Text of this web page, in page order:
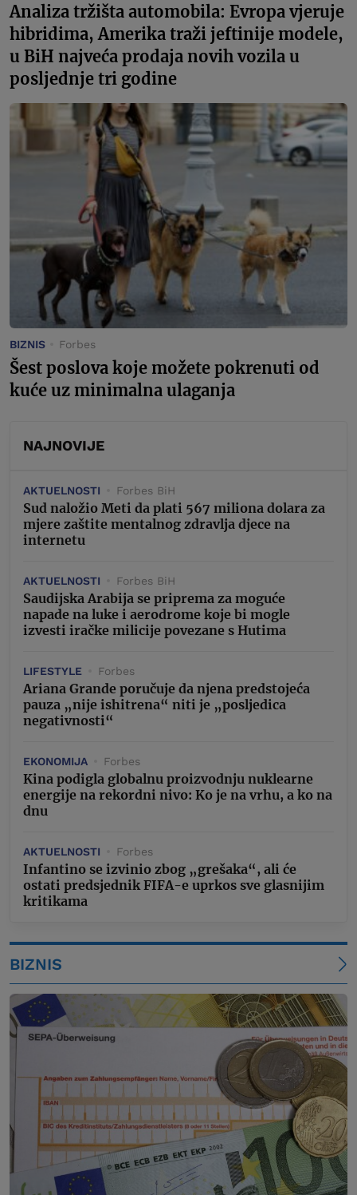
Analiza tržišta automobila: Evropa vjeruje
hibridima, Amerika traži jeftinije modele,
u BiH najveća prodaja novih vozila u
posljednje tri godine
BIZNIS Forbes
Šest poslova koje možete pokrenuti od
kuće uz minimalna ulaganja
NAJNOVIJE
AKTUELNOSTI Forbes BiH
Sud naložio Meti da plati 567 miliona dolara za
mjere zaštite mentalnog zdravlja djece na
internetu
AKTUELNOSTI Forbes BiH
Saudijska Arabija se priprema za moguće
napade na luke i aerodrome koje bi mogle
izvesti iračke milicije povezane s Hutima
LIFESTYLE Forbes
Ariana Grande poručuje da njena predstojeća
pauza „nije ishitrena“ niti je „posljedica
negativnosti“
EKONOMIJA Forbes
Kina podigla globalnu proizvodnju nuklearne
energije na rekordni nivo: Ko je na vrhu, a ko na
dnu
AKTUELNOSTI Forbes
Infantino se izvinio zbog „grešaka“, ali će
ostati predsjednik FIFA-e uprkos sve glasnijim
kritikama
BIZNIS